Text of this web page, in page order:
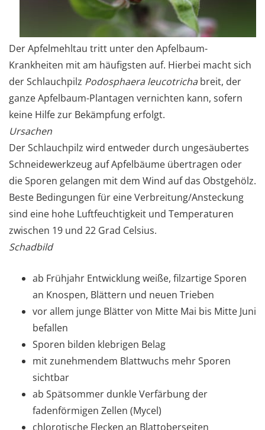
Der Apfelmehltau tritt unter den Apfelbaum-
Krankheiten mit am häufigsten auf. Hierbei macht sich
der Schlauchpilz Podosphaera leucotrichabreit, der
ganze Apfelbaum-Plantagen vernichten kann, sofern
keine Hilfe zur Bekämpfung erfolgt.
Ursachen
Der Schlauchpilz wird entweder durch ungesäubertes
Schneidewerkzeug auf Apfelbäume übertragen oder
die Sporen gelangen mit dem Wind auf das Obstgehölz.
Beste Bedingungen für eine Verbreitung/Ansteckung
sind eine hohe Luftfeuchtigkeit und Temperaturen
zwischen 19 und 22 Grad Celsius.
Schadbild
ab Frühjahr Entwicklung weiße, filzartige Sporen
an Knospen, Blättern und neuen Trieben
vor allem junge Blätter von Mitte Mai bis Mitte Juni
befallen
Sporen bilden klebrigen Belag
mit zunehmendem Blattwuchs mehr Sporen
sichtbar
ab Spätsommer dunkle Verfärbung der
fadenförmigen Zellen (Mycel)
chlorotische Flecken an Blattoberseiten